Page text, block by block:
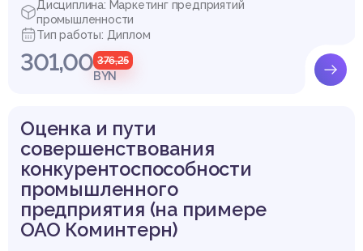
Дисциплина: Маркетинг предприятий
промышленности
Тип работы: Диплом
301,00 376,25
BYN
Оценка и пути
совершенствования
конкурентоспособности
промышленного
предприятия (на примере
ОАО Коминтерн)